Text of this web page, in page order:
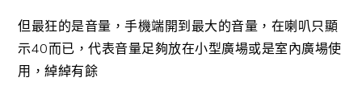
但最狂的是音量，手機端開到最大的音量，在喇叭只顯
示40而已，代表音量足夠放在小型廣場或是室內廣場使
用，綽綽有餘